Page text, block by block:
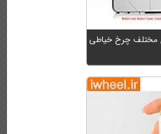
چرخ خیاطی